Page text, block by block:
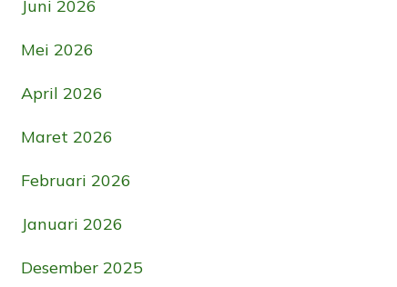
Juni 2026
Mei 2026
April 2026
Maret 2026
Februari 2026
Januari 2026
Desember 2025